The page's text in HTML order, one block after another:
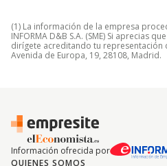
(1) La información de la empresa
INFORMA D&B S.A. (SME) Si aprecias
dirígete acreditando tu representación
Avenida de Europa, 19, 28108, Madrid.
Información ofrecida por
QUIENES SOMOS